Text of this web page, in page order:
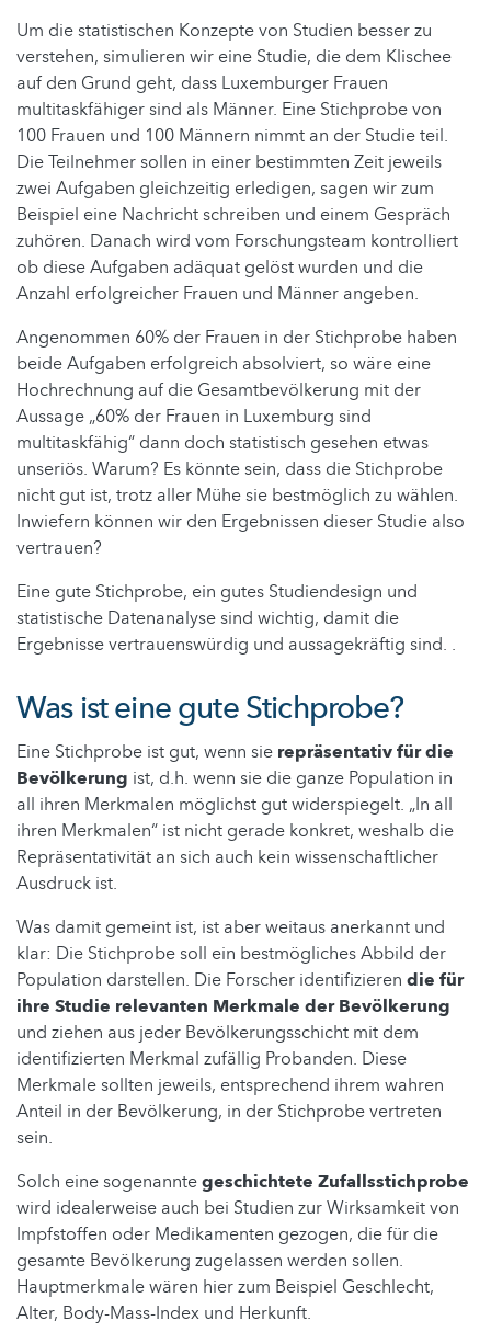
Um die statistischen Konzepte von Studien besser zu
verstehen, simulieren wir eine Studie, die dem Klischee
auf den Grund geht, dass Luxemburger Frauen
multitaskfähiger sind als Männer. Eine Stichprobe von
100 Frauen und 100 Männern nimmt an der Studie teil.
Die Teilnehmer sollen in einer bestimmten Zeit jeweils
zwei Aufgaben gleichzeitig erledigen, sagen wir zum
Beispiel eine Nachricht schreiben und einem Gespräch
zuhören. Danach wird vom Forschungsteam kontrolliert
ob diese Aufgaben adäquat gelöst wurden und die
Anzahl erfolgreicher Frauen und Männer angeben.
Angenommen 60% der Frauen in der Stichprobe haben
beide Aufgaben erfolgreich absolviert, so wäre eine
Hochrechnung auf die Gesamtbevölkerung mit der
Aussage „60% der Frauen in Luxemburg sind
multitaskfähig“ dann doch statistisch gesehen etwas
unseriös. Warum? Es könnte sein, dass die Stichprobe
nicht gut ist, trotz aller Mühe sie bestmöglich zu wählen.
Inwiefern können wir den Ergebnissen dieser Studie also
vertrauen?
Eine gute Stichprobe, ein gutes Studiendesign und
statistische Datenanalyse sind wichtig, damit die
Ergebnisse vertrauenswürdig und aussagekräftig sind. .
Was ist eine gute Stichprobe?
Eine Stichprobe ist gut, wenn sie repräsentativ für die
Bevölkerung ist, d.h. wenn sie die ganze Population in
all ihren Merkmalen möglichst gut widerspiegelt. „In all
ihren Merkmalen“ ist nicht gerade konkret, weshalb die
Repräsentativität an sich auch kein wissenschaftlicher
Ausdruck ist.
Was damit gemeint ist, ist aber weitaus anerkannt und
klar: Die Stichprobe soll ein bestmögliches Abbild der
Population darstellen. Die Forscher identifizieren die für
ihre Studie relevanten Merkmale der Bevölkerung
und ziehen aus jeder Bevölkerungsschicht mit dem
identifizierten Merkmal zufällig Probanden. Diese
Merkmale sollten jeweils, entsprechend ihrem wahren
Anteil in der Bevölkerung, in der Stichprobe vertreten
sein.
Solch eine sogenanntegeschichtete Zufallsstichprobe
wird idealerweise auch bei Studien zur Wirksamkeit von
Impfstoffen oder Medikamenten gezogen, die für die
gesamte Bevölkerung zugelassen werden sollen.
Hauptmerkmale wären hier zum Beispiel Geschlecht,
Alter, Body-Mass-Index und Herkunft.